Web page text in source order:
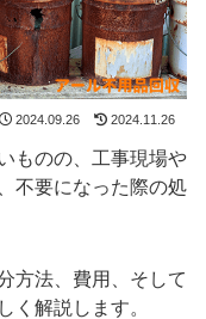
2024.09.26 2024.11.26
ものの、工事現場や
不要になった際の処
方法、費用、そして
く解説します。